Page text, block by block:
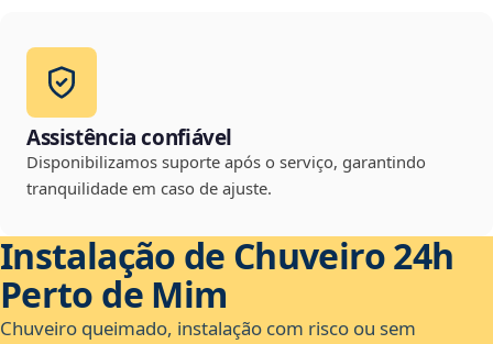
Assistência confiável
Disponibilizamos suporte após o serviço, garantindo
tranquilidade em caso de ajuste.
Instalação de Chuveiro 24h
Perto de Mim
Chuveiro queimado, instalação com risco ou sem